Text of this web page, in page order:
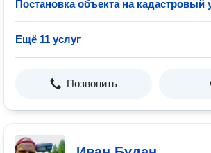
Постановка объекта на кадастровый
Ещё 11 услуг
Позвонить